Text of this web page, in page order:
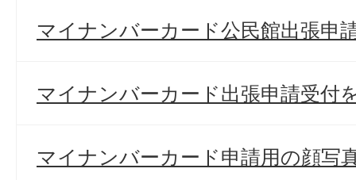
マイナンバーカード公民館出張申
マイナンバーカード出張申請受付
マイナンバーカード申請用の顔写